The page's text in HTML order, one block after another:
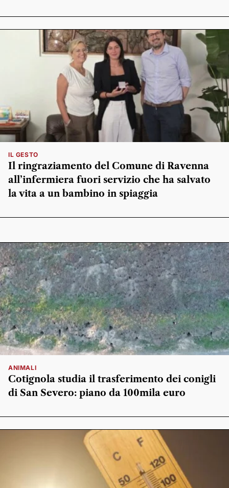
IL GESTO
Il ringraziamento del Comune di Ravenna
all’infermiera fuori servizio che ha salvato
la vita a un bambino in spiaggia
ANIMALI
Cotignola studia il trasferimento dei conigli
di San Severo: piano da 100mila euro